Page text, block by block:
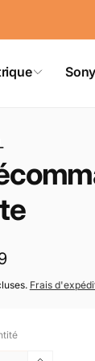
Sony
Frais